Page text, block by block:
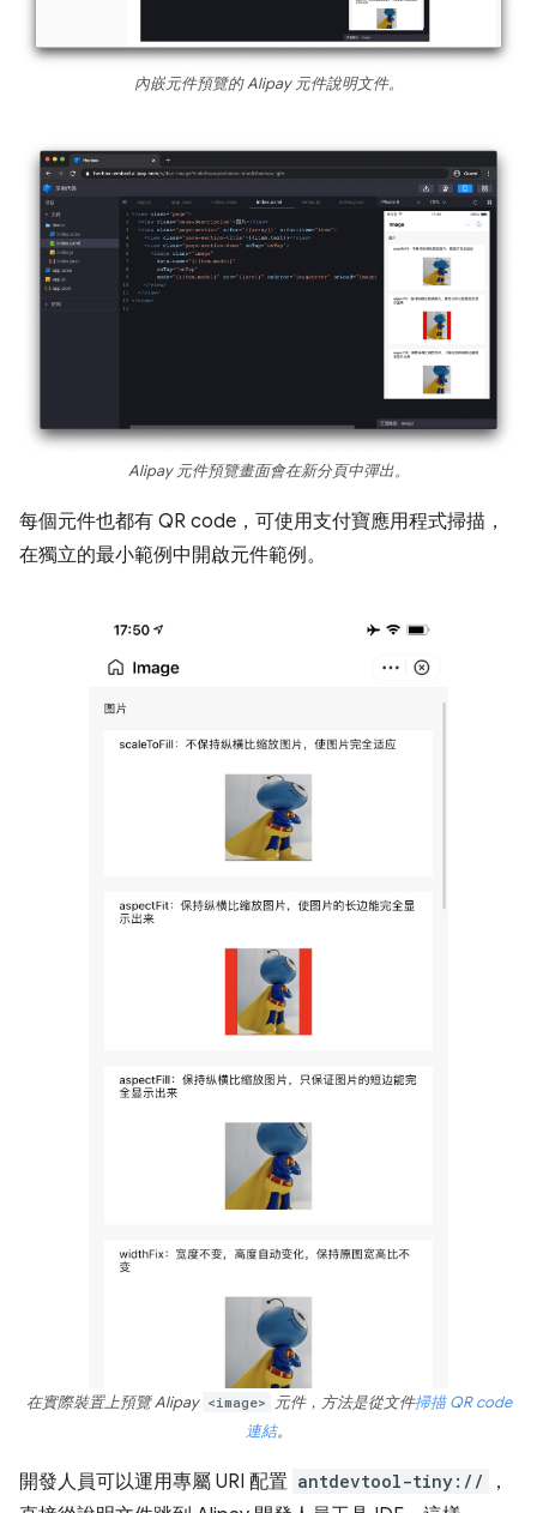
內嵌元件預覽的 Alipay 元件說明文件。
Alipay 元件預覽畫面會在新分頁中彈出。
每個元件也都有 QR code，可使用支付寶應用程式掃描，
在獨立的最小範例中開啟元件範例。
在實際裝置上預覽 Alipay <image> 元件，方法是從文件掃描 QR code
連結。
開發人員可以運用專屬 URI 配置 antdevtool-tiny://
，